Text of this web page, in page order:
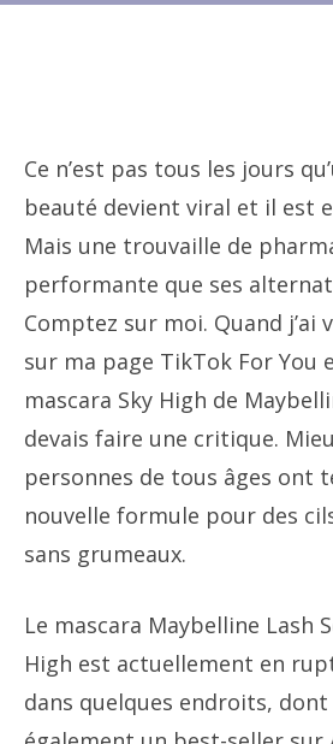
Ce n’est pas tous les jours
beauté devient viral et il est
Mais une trouvaille de
performante que ses
Comptez sur moi. Quand j’ai
sur ma page TikTok For You
mascara Sky High de
devais faire une critique.
personnes de tous âges ont
nouvelle formule pour des
sans grumeaux.
Le mascara Maybelline Lash
High est actuellement en
dans quelques endroits, dont